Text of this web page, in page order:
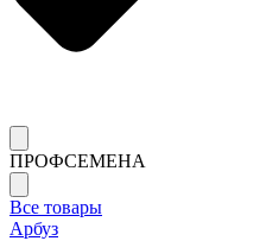
ПРОФСЕМЕНА
Все товары
Арбуз